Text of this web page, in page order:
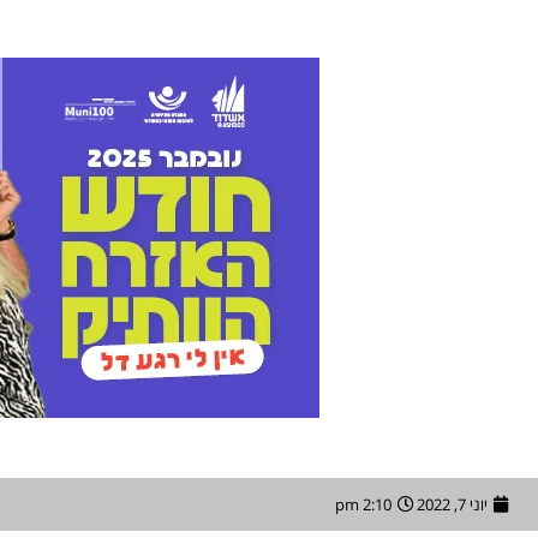
יוני 7, 2022 2:10 pm